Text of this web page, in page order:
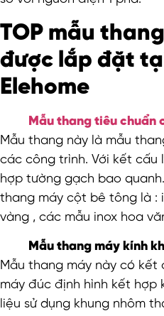
TOP mẫu
được lắp đặt
Elehome
Mẫu thang tiêu chuẩn
Mẫu thang này là mẫu
các công trình. Với kết
hợp tường gạch bao
thang máy cột bê tông là :
vàng , các mẫu inox hoa
Mẫu thang máy kính
Mẫu thang máy này có kết
máy đúc định hình kết hợp
liệu sử dụng khung nhôm